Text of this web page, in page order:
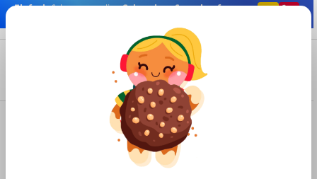
springen
Einfach& bequem onlineSchrauben & co. kaufen
Anmelden
Befestigungstechnik
Schrauben
ähnl. DIN 580 Ringschrauben mit UNC Gewinde (Stahl,